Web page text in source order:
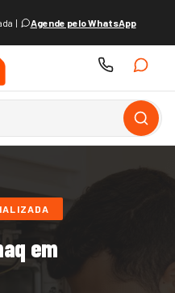
| Agende pelo WhatsApp
em